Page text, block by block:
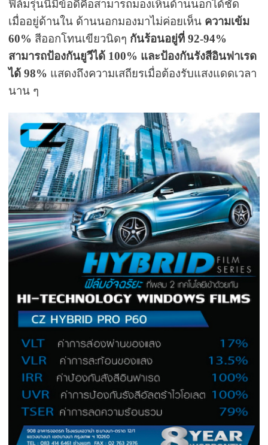
ฟิล์มรุ่นนี้มีข้อดีคือสามารถมองเห็นด้านนอกได้ชัด
เมื่ออยู่ด้านใน ด้านนอกมองมาไม่ค่อยเห็น ความเข้ม
60% สีออกโทนเขียวนิดๆ กันร้อนอยู่ที่ 92-94%
สามารถป้องกันยูวีได้ 100% และป้องกันรังสีอินฟาเรด
ได้ 98% แสดงถึงความเสถียรเมื่อต้องรับแสงแดดเวลา
นาน ๆ